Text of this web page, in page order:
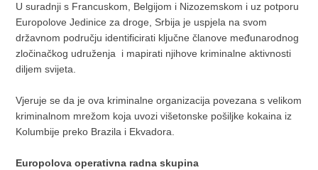
U suradnji s Francuskom, Belgijom i Nizozemskom i uz potporu
Europolove Jedinice za droge, Srbija je uspjela na svom
državnom području identificirati ključne članove međunarodnog
zločinačkog udruženja i mapirati njihove kriminalne aktivnosti
diljem svijeta.
Vjeruje se da je ova kriminalne organizacija povezana s velikom
kriminalnom mrežom koja uvozi višetonske pošiljke kokaina iz
Kolumbije preko Brazila i Ekvadora.
Europolova operativna radna skupina